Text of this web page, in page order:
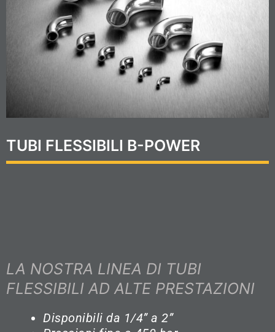
TUBI FLESSIBILI B-POWER
LA NOSTRA LINEA DI TUBI
FLESSIBILI AD ALTE PRESTAZIONI
Disponibili da 1/4” a 2”